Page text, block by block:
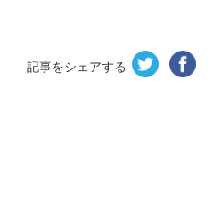
記事をシェアする